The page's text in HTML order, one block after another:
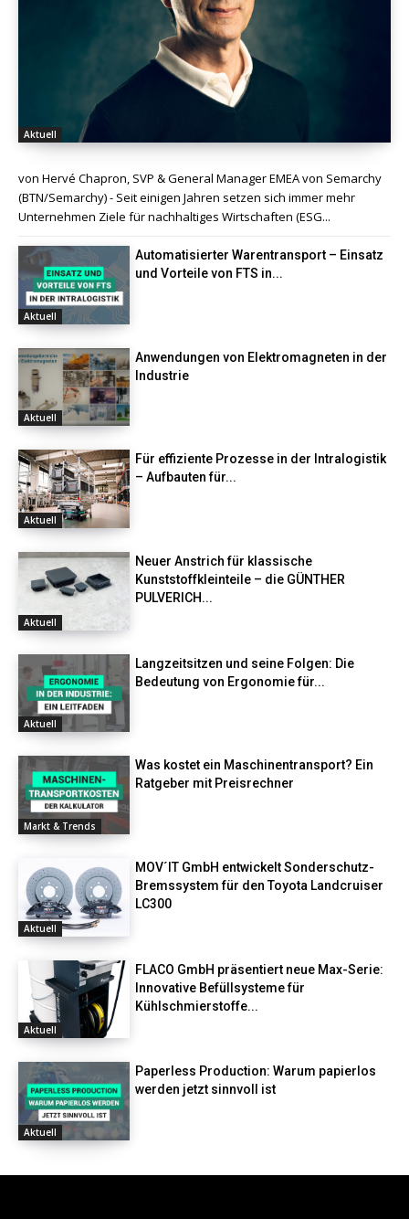
Aktuell
von Hervé Chapron, SVP & General Manager EMEA von Semarchy
(BTN/Semarchy) - Seit einigen Jahren setzen sich immer mehr
Unternehmen Ziele für nachhaltiges Wirtschaften (ESG...
Aktuell
Automatisierter Warentransport – Einsatz
und Vorteile von FTS in...
Aktuell
Anwendungen von Elektromagneten in der
Industrie
Aktuell
Für effiziente Prozesse in der Intralogistik
– Aufbauten für...
Aktuell
Neuer Anstrich für klassische
Kunststoffkleinteile – die GÜNTHER
PULVERICH...
Aktuell
Langzeitsitzen und seine Folgen: Die
Bedeutung von Ergonomie für...
Markt & Trends
Was kostet ein Maschinentransport? Ein
Ratgeber mit Preisrechner
Aktuell
MOV´IT GmbH entwickelt Sonderschutz-
Bremssystem für den Toyota Landcruiser
LC300
Aktuell
FLACO GmbH präsentiert neue Max-Serie:
Innovative Befüllsysteme für
Kühlschmierstoffe...
Aktuell
Paperless Production: Warum papierlos
werden jetzt sinnvoll ist